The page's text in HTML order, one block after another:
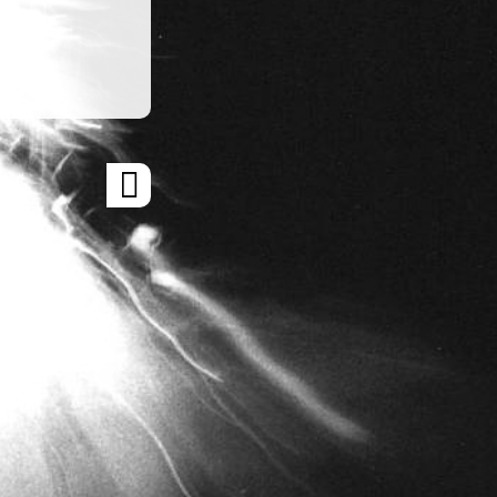
ARTICLE
SUIVANT
»